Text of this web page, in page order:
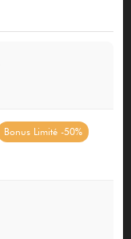
Bonus Limité -50%